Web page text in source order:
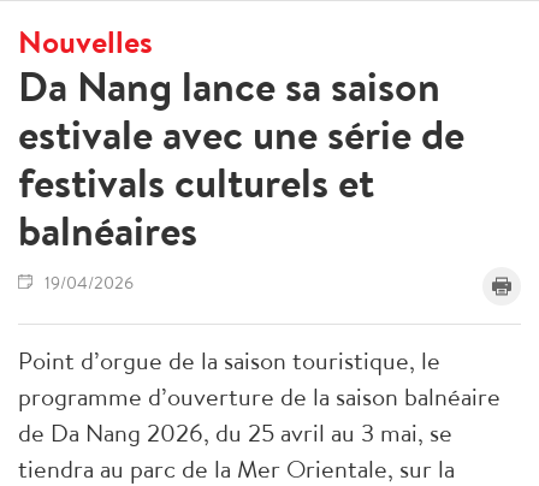
Nouvelles
Da Nang lance sa saison
estivale avec une série de
festivals culturels et
balnéaires
19/04/2026
Point d’orgue de la saison touristique, le
programme d’ouverture de la saison balnéaire
de Da Nang 2026, du 25 avril au 3 mai, se
tiendra au parc de la Mer Orientale, sur la